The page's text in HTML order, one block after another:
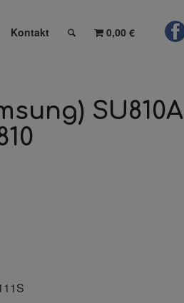
Kontakt 0,00 €
SU810A